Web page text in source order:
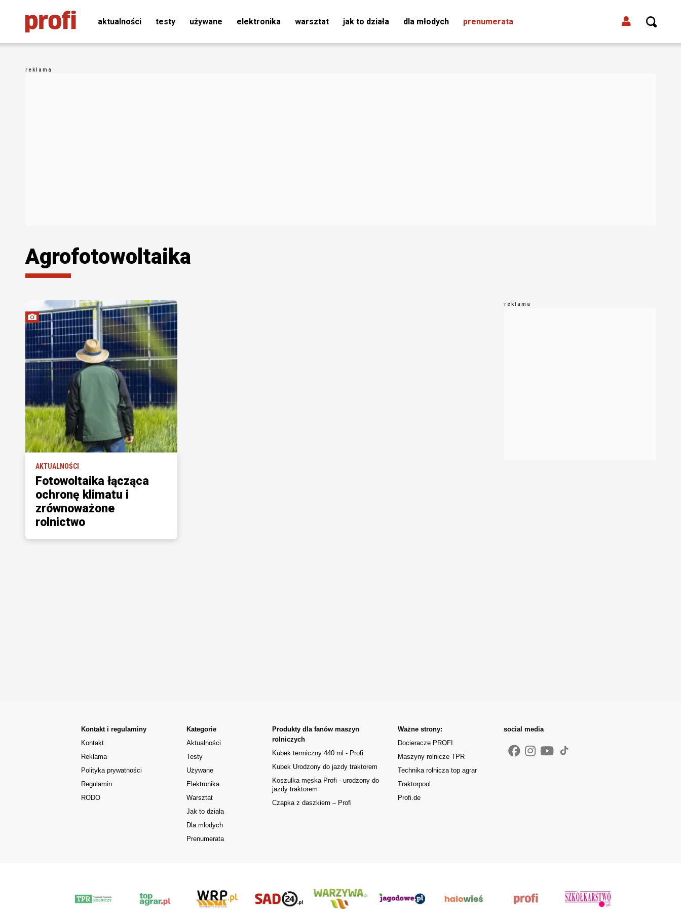
aktualności testy używane elektronika warsztat jak to działa dla młodych prenumerata
Agrofotowoltaika
AKTUALNOŚCI
Fotowoltaika łącząca
ochronę klimatu i
zrównoważone
rolnictwo
Kontakt i regulaminy
Kontakt
Reklama
Polityka prywatności
Regulamin
RODO
Kategorie
Aktualności
Testy
Używane
Elektronika
Warsztat
Jak to działa
Dla młodych
Prenumerata
Produkty dla fanów maszyn
rolniczych
Kubek termiczny 440 ml - Profi
Kubek Urodzony do jazdy traktorem
Koszulka męska Profi - urodzony do
jazdy traktorem
Czapka z daszkiem – Profi
Ważne strony:
Docieracze PROFI
Maszyny rolnicze TPR
Technika rolnicza top agrar
Traktorpool
Profi.de
social media